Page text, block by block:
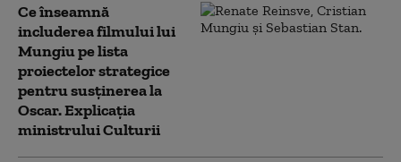
Ce înseamnă
includerea filmului lui
Mungiu pe lista
proiectelor strategice
pentru susţinerea la
Oscar. Explicația
ministrului Culturii